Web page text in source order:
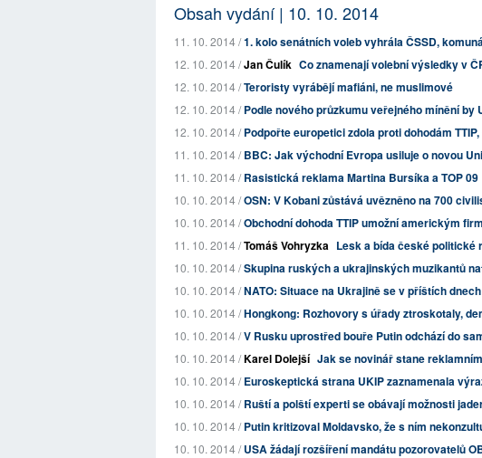
Obsah vydání | 10. 10. 2014
11. 10. 2014 /1. kolo senátních voleb vyhrála ČSSD,
12. 10. 2014 /Jan Čulík Co znamenají volební výsledky v
12. 10. 2014 /Teroristy vyrábějí mafiáni, ne muslimové
12. 10. 2014 /Podle nového průzkumu veřejného mínění by
12. 10. 2014 /Podpořte europetici zdola proti dohodám TTIP,
11. 10. 2014 /BBC: Jak východní Evropa usiluje o novou
11. 10. 2014 /Rasistická reklama Martina Bursíka a TOP 09
10. 10. 2014 /OSN: V Kobani zůstává uvězněno na 700
10. 10. 2014 /Obchodní dohoda TTIP umožní americkým
11. 10. 2014 /Tomáš Vohryzka Lesk a bída české politické
10. 10. 2014 /Skupina ruských a ukrajinských muzikantů
10. 10. 2014 /NATO: Situace na Ukrajině se v příštích
10. 10. 2014 /Hongkong: Rozhovory s úřady ztroskotaly,
10. 10. 2014 /V Rusku uprostřed bouře Putin odchází do
10. 10. 2014 /Karel Dolejší Jak se novinář stane
10. 10. 2014 /Euroskeptická strana UKIP zaznamenala
10. 10. 2014 /Ruští a polští experti se obávají možnosti
10. 10. 2014 /Putin kritizoval Moldavsko, že s ním
10. 10. 2014 /USA žádají rozšíření mandátu pozorovatelů